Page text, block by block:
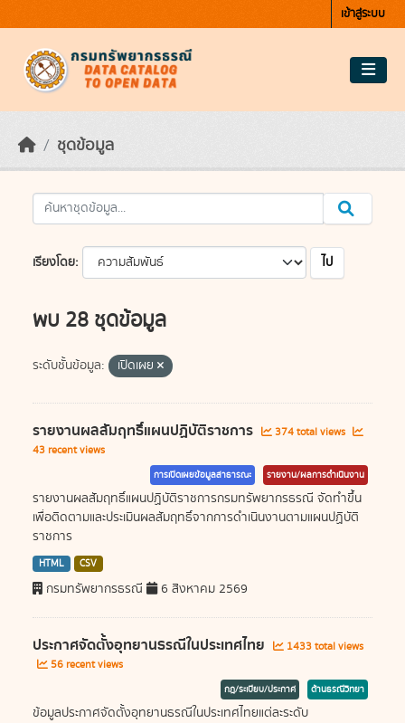
เข้าสู่ระบบ
ชุดข้อมูล
เรียงโดย ไป
พบ 28 ชุดข้อมูล
ระดับชั้นข้อมูล: เปิดเผย
รายงานผลสัมฤทธิ์แผนปฏิบัติราชการ
374 total views
43 recent views
การเปิดเผยข้อมูลสาธารณะ รายงาน/ผลการดำเนินงาน
รายงานผลสัมฤทธิ์แผนปฏิบัติราชการกรมทรัพยากรธรณี จัดทำขึ้น
เพื่อติดตามและประเมินผลสัมฤทธิ์จากการดำเนินงานตามแผนปฏิบัติ
ราชการ
HTML CSV
กรมทรัพยากรธรณี 6 สิงหาคม 2569
ประกาศจัดตั้งอุทยานธรณีในประเทศไทย
1433 total views
56 recent views
กฎ/ระเบียบ/ประกาศ ด้านธรณีวิทยา
ข้อมูลประกาศจัดตั้งอุทยานธรณีในประเทศไทยแต่ละระดับ